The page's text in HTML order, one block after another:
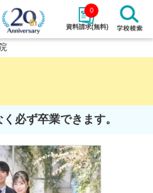
資料請求(無料)
0
特徴から探す
して探す
北海道・東北
必ず卒業できます。